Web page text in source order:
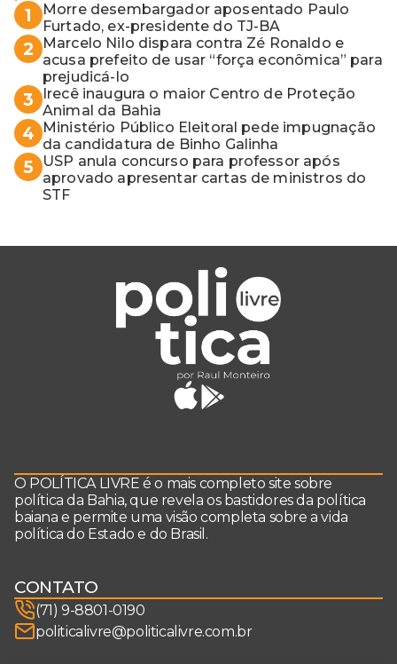
1
Morre desembargador aposentado Paulo
Furtado, ex-presidente do TJ-BA
2
Marcelo Nilo dispara contra Zé Ronaldo e
acusa prefeito de usar “força econômica” para
prejudicá-lo
3
Irecê inaugura o maior Centro de Proteção
Animal da Bahia
4
Ministério Público Eleitoral pede impugnação
da candidatura de Binho Galinha
5
USP anula concurso para professor após
aprovado apresentar cartas de ministros do
STF
O POLÍTICA LIVRE é o mais completo site sobre
política da Bahia, que revela os bastidores da política
baiana e permite uma visão completa sobre a vida
política do Estado e do Brasil.
CONTATO
(71) 9-8801-0190
politicalivre@politicalivre.com.br